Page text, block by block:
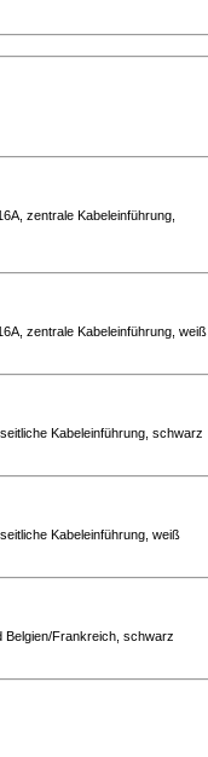
zentrale Kabeleinführung,
zentrale Kabeleinführung, weiß
Kabeleinführung, schwarz
Kabeleinführung, weiß
Belgien/Frankreich, schwarz